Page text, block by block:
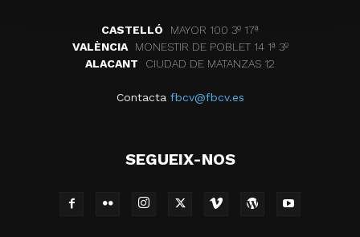
CASTELLÓ
MAYOR 100 3º 17ª
VALÈNCIA
MONESTIR DE POBLET 14 1ª 3º
ALACANT
CIUDAD DE MATANZAS 12
Contacta fbcv@fbcv.es
SEGUEIX-NOS